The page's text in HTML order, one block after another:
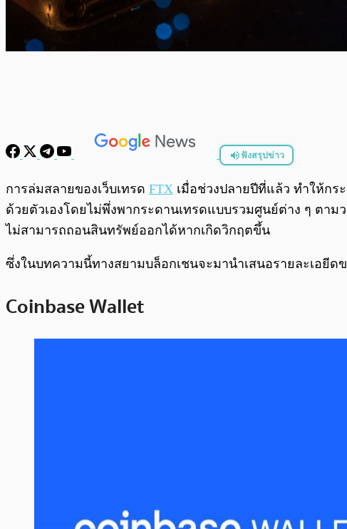
ฟังสรุปข่าว
พร้อมเล่น
การล่มสลายของเว็บเทรด FTX เมื่อช่วงปลายปีที่แล้ว ทำให้กร
ด้วยตัวเองโดยไม่พึ่งพากระดานเทรดแบบรวมศูนย์ต่าง ๆ ตาม
ไม่สามารถถอนสินทรัพย์ออกได้หากเกิดวิกฤตขึ้น
ซึ่งในบทความนี้ทางสยามบล็อกเชนจะมานำเสนอรายละเอยีดข
Coinbase Wallet